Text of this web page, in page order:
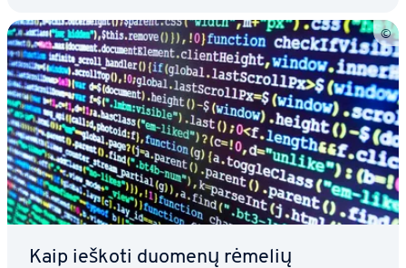
Kaip ieškoti duomenų rėmelių